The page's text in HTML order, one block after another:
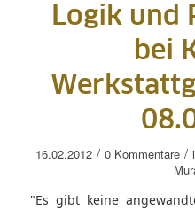
Logik und
bei
16.02.2012 / 0 Kommentare /
"Es gibt keine